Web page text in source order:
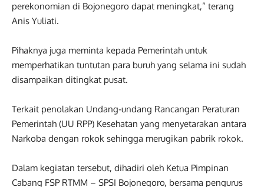
perekonomian di Bojonegoro dapat meningkat,” terang
Anis Yuliati.
Pihaknya juga meminta kepada Pemerintah untuk
memperhatikan tuntutan para buruh yang selama ini sudah
disampaikan ditingkat pusat.
Terkait penolakan Undang-undang Rancangan Peraturan
Pemerintah (UU RPP) Kesehatan yang menyetarakan antara
Narkoba dengan rokok sehingga merugikan pabrik rokok.
Dalam kegiatan tersebut, dihadiri oleh Ketua Pimpinan
Cabang FSP RTMM – SPSI Bojonegoro, bersama pengurus